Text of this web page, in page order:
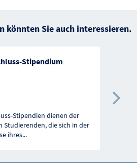
könnten Sie auch interessieren.
Stipendium
Stipendien dienen der
Studierenden, die sich in der
ihres...